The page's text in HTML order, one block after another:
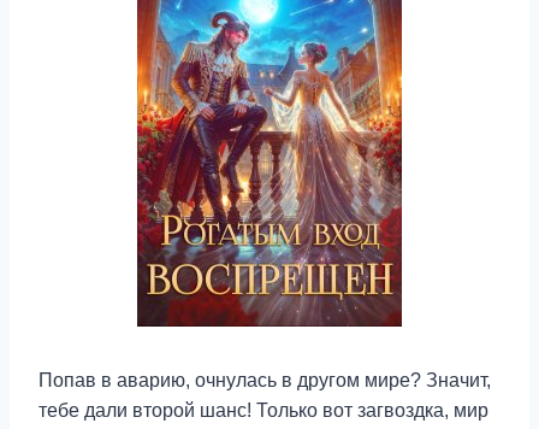
Попав в аварию, очнулась в другом мире? Значит,
тебе дали второй шанс! Только вот загвоздка, мир